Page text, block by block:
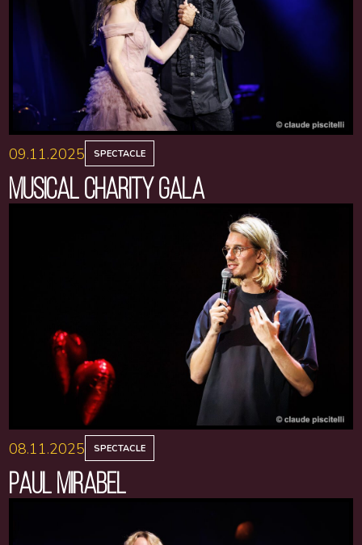
09.11.2025 SPECTACLE
MUSICAL CHARITY GALA
08.11.2025 SPECTACLE
PAUL MIRABEL